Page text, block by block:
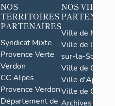
NOS
TERRITOIRES
PARTENAIRES
Syndicat Mixte
Provence Verte
Verdon
CC Alpes
Provence Verdon
Département de
NOS VILLES
Ville de Nice
Ville de l'Isle-
sur-la-Sorgue
Ville de Grasse
Ville d'Apt
Ville de
Archives